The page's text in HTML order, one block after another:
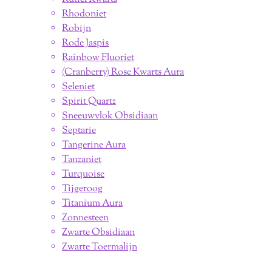
Rhodoniet
Robijn
Rode Jaspis
Rainbow Fluoriet
(Cranberry) Rose Kwarts Aura
Seleniet
Spirit Quartz
Sneeuwvlok Obsidiaan
Septarie
Tangerine Aura
Tanzaniet
Turquoise
Tijgeroog
Titanium Aura
Zonnesteen
Zwarte Obsidiaan
Zwarte Toermalijn